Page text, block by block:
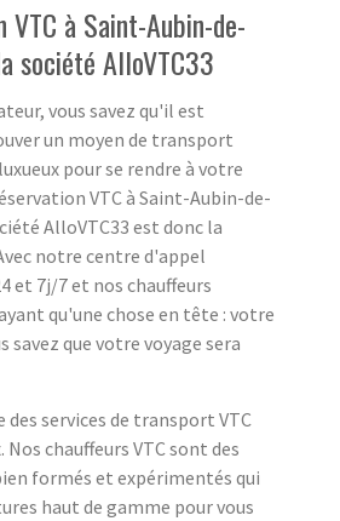
VTC à Saint-Aubin-de-
société AlloVTC33
vous savez qu'il est
un moyen de transport
pour se rendre à votre
VTC à Saint-Aubin-de-
AlloVTC33 est donc la
notre centre d'appel
et 7j/7 et nos chauffeurs
qu'une chose en tête : votre
savez que votre voyage sera
des services de transport VTC
Nos chauffeurs VTC sont des
formés et expérimentés qui
haut de gamme pour vous